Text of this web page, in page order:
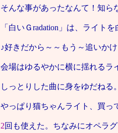
そんな事があったなんて！知ら
「白いＧradation」は、ライト
♪好きだから～～もう～追いか
会場はゆるやかに横に揺れるラ
しっとりした曲に身をゆだねる
やっぱり猫ちゃんライト、買っ
2回も使えた。ちなみにオペラ